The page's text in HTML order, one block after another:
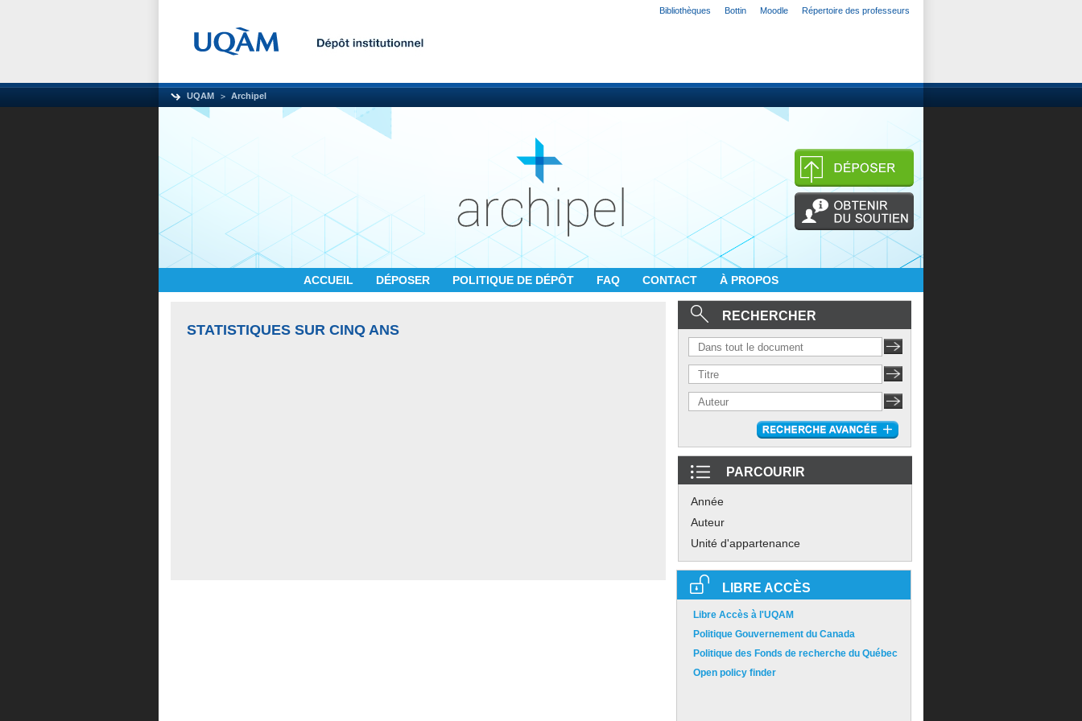
Bibliothèques Bottin Moodle Répertoire des professeurs
UQAM Archipel
ACCUEIL DÉPOSER POLITIQUE DE DÉPÔT FAQ CONTACT À PROPOS
STATISTIQUES SUR CINQ ANS
RECHERCHER
PARCOURIR
Année
Auteur
Unité d'appartenance
LIBRE ACCÈS
Libre Accès à l'UQAM
Politique Gouvernement du Canada
Politique des Fonds de recherche du Québec
Open policy finder